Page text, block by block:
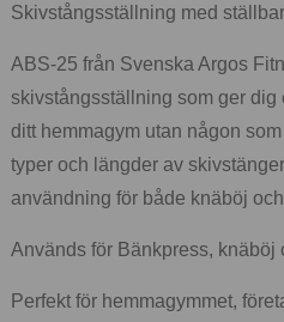
Skivstångsställning med
ABS-25 från Svenska Argos
skivstångsställning som ger dig
ditt hemmagym utan någon
typer och längder av
användning för både knäböj
Används för Bänkpress, knäböj
Perfekt för hemmagymmet,